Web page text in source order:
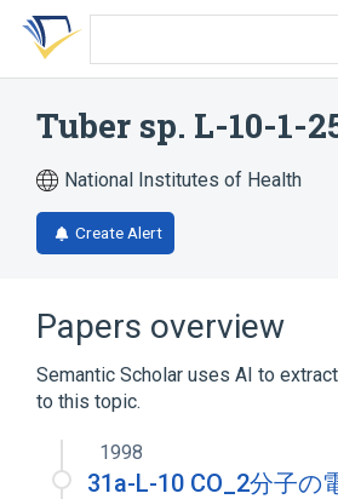
Skip
search
Skip
Skip
account
Tuber sp. L-10-1-
National Institutes of Health
Create Alert
Papers overview
Semantic Scholar uses AI to
to this topic.
1998
31a-L-10 CO_2分子の